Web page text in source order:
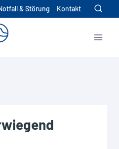
& Störung Kontakt